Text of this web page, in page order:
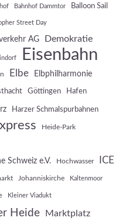
Bahnhof Dammtor Balloon Sail
Street Day
AG Demokratie
Eisenbahn
Elbe Elbphilharmonie
Göttingen Hafen
Harzer Schmalspurbahnen
Heide-Park
Schweiz e.V. Hochwasser ICE
Johanniskirche Kaltenmoor
Kleiner Viadukt
Heide Marktplatz